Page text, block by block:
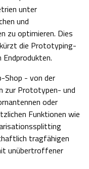
unter
und
zu optimieren. Dies
die Prototyping-
Shop - von der
zur Prototypen- und
oder
Funktionen wie
tragfähigen
unübertroffener